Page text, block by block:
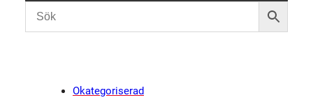
Okategoriserad